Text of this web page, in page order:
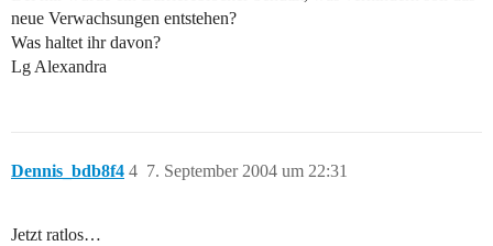
neue Verwachsungen entstehen?
Was haltet ihr davon?
Lg Alexandra
Dennis_bdb8f4 7. September 2004 um 22:31
4
Jetzt ratlos…